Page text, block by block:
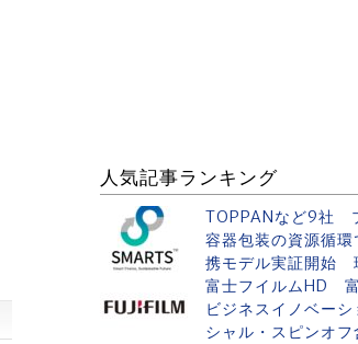
人気記事ランキング
TOPPANなど9社
容器包装の資源循環
携モデル実証開始
富士フイルムHD
ビジネスイノベーシ
シャル・スピンオフ